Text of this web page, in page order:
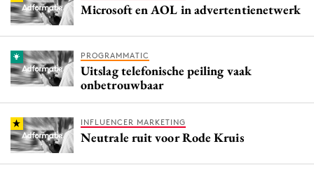
Microsoft en AOL in advertentienetwerk
PROGRAMMATIC
Uitslag telefonische peiling vaak
onbetrouwbaar
INFLUENCER MARKETING
Neutrale ruit voor Rode Kruis